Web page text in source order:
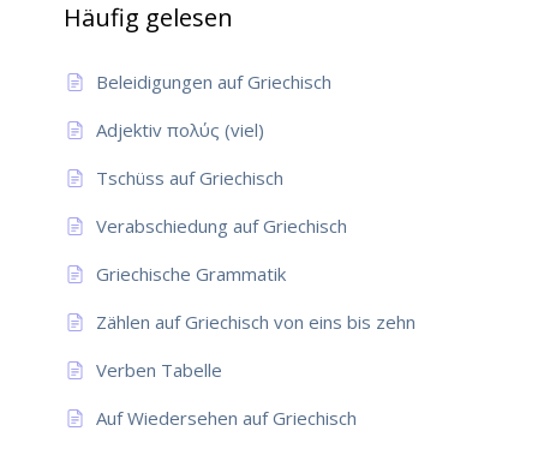
Häufig gelesen
Beleidigungen auf Griechisch
Adjektiv πολύς (viel)
Tschüss auf Griechisch
Verabschiedung auf Griechisch
Griechische Grammatik
Zählen auf Griechisch von eins bis zehn
Verben Tabelle
Auf Wiedersehen auf Griechisch